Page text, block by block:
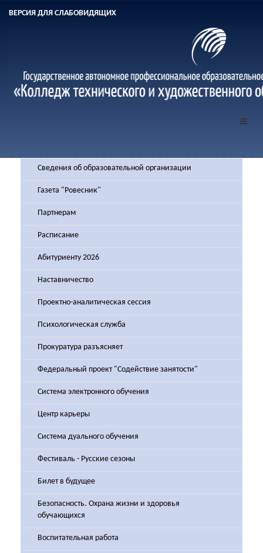
ВЕРСИЯ ДЛЯ СЛАБОВИДЯЩИХ
Сведения об образовательной организации
Газета "Ровесник"
Партнерам
Расписание
Абитуриенту 2026
Наставничество
Проектно-аналитическая сессия
Психологическая служба
Прокуратура разъясняет
Федеральный проект "Содействие занятости"
Система электронного обучения
Центр карьеры
Система дуального обучения
Фестиваль - Русские сезоны
Билет в будущее
Безопасность. Охрана жизни и здоровья
обучающихся
Воспитательная работа